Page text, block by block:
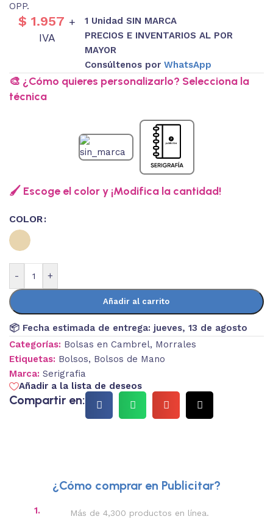
OPP.
$ 1.957 +
IVA
1 Unidad SIN MARCA
PRECIOS E INVENTARIOS AL POR
MAYOR
Consúltenos porWhatsApp
🎨 ¿Cómo quieres personalizarlo? Selecciona la
técnica
🖌️ Escoge el color y ¡Modifica la cantidad!
COLOR
- +
Añadir al carrito
📦 Fecha estimada de entrega: jueves, 13 de agosto
Categorías: Bolsas en Cambrel, Morrales
Etiquetas: Bolsos, Bolsos de Mano
Marca: Serigrafia
Añadir a la lista de deseos
Compartir en:
¿Cómo comprar en Publicitar?
1. Más de 4,300 productos en línea.